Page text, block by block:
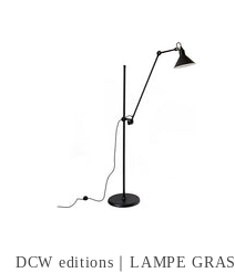
DCW editions｜LAMPE GRAS